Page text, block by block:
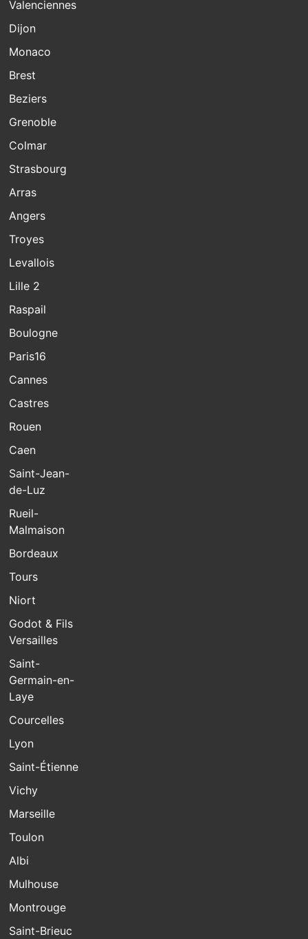
Valenciennes
Dijon
Monaco
Brest
Beziers
Grenoble
Colmar
Strasbourg
Arras
Angers
Troyes
Levallois
Lille 2
Raspail
Boulogne
Paris16
Cannes
Castres
Rouen
Caen
Saint-Jean-
de-Luz
Rueil-
Malmaison
Bordeaux
Tours
Niort
Godot & Fils
Versailles
Saint-
Germain-en-
Laye
Courcelles
Lyon
Saint-Étienne
Vichy
Marseille
Toulon
Albi
Mulhouse
Montrouge
Saint-Brieuc